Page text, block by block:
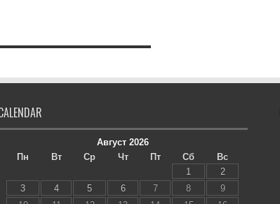
Август 2026
Пн
Вт Ср Чт Пт Сб
Вс
1
2
3
4 5 6 7 8
9